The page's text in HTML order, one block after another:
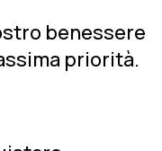
benessere
priorità.